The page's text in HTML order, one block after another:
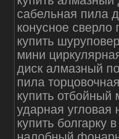
сабельная пила
конусное сверло
купить
мини
диск алмазный
пила
купить отбойный
ударная угловая
купить болгарку